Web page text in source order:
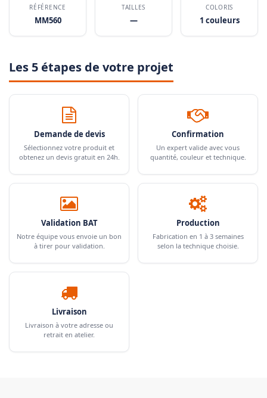
RÉFÉRENCE
MM560
TAILLES
—
COLORIS
1 couleurs
Les 5 étapes de votre projet
Demande de devis
Sélectionnez votre produit et
obtenez un devis gratuit en 24h.
Confirmation
Un expert valide avec vous
quantité, couleur et technique.
Validation BAT
Notre équipe vous envoie un bon
à tirer pour validation.
Production
Fabrication en 1 à 3 semaines
selon la technique choisie.
Livraison
Livraison à votre adresse ou
retrait en atelier.